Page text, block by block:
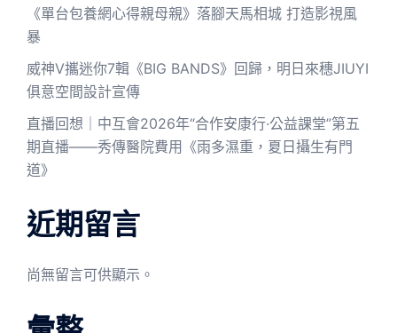
《單台包養網心得親母親》落腳天馬相城 打造影視風
暴
威神V攜迷你7輯《BIG BANDS》回歸，明日來穗JIUYI
俱意空間設計宣傳
直播回想｜中互會2026年“合作安康行·公益課堂”第五
期直播——秀傳醫院費用《雨多濕重，夏日攝生有門
道》
近期留言
尚無留言可供顯示。